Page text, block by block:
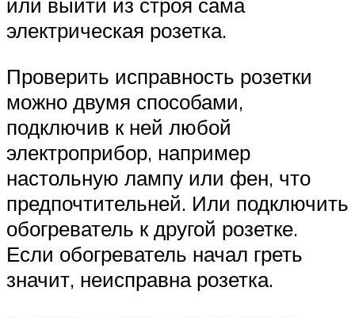
электрическая розетка.
Проверить исправность розетки
можно двумя способами,
подключив к ней любой
электроприбор, например
настольную лампу или фен, что
предпочтительней. Или подключить
обогреватель к другой розетке.
Если обогреватель начал греть
значит, неисправна розетка.